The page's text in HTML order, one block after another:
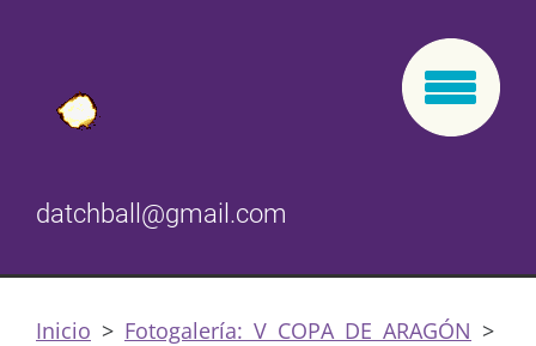
datchball@gmail.com
Inicio > Fotogalería: V COPA DE ARAGÓN >